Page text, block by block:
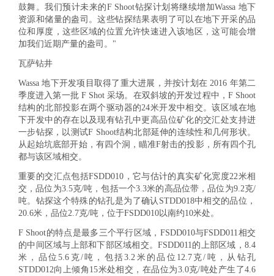
鼓舞。我们预计未来的F Shoot钻探计划将继续增加Wassa 地下
资源和储量的盎司。这些钻探结果表明了可以在地下开采的品
位和厚度，这些区域的位置允许快速进入该地区，这可能会增
加我们近期产量的盎司。 "
瓦萨钻井
Wassa 地下开发项目取得了重大进展，并按计划在 2016 年第二
季度进入第一批 F Shot 采场。在双斜坡的开发过程中，F Shoot
结构的北部投影在两个驱动器的24米开发中相交。该区域在地
下开发中的存在以及现有钻孔中更高品位矿化的交汇处支持进
一步钻探，以测试F Shoot结构北部延伸的连续性和几何形状。
从起始坑底部开始，有四个洞，瞄准F射击的投影，所有四个孔
都与该区域相交。
重要的交汇点包括FSDD010，它与估计的真实矿化宽度22米相
交，品位为3.5克/吨，包括一个3.3米的高品位带，品位为9.2克/
吨。钻探这个特殊的钻孔是为了确认STDD018中相交的品位，
20.6米，品位2.7克/吨，位于FSDD010以南约10米处。
F Shoot的特点是最多三个平行区域，FSDD010与FSDD011相交
的中间区域与上部和下部区域相交。FSDD011的上部区域，8.4
米，品位5.6克/吨，包括3.2米的品位12.7克/吨，从钻孔
STDD012向上倾角15米处相交，在品位为3.0克/吨处产生了4.6